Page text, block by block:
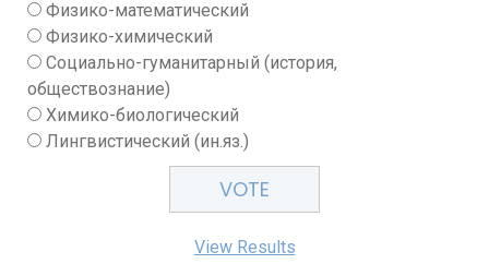
Физико-математический
Физико-химический
Социально-гуманитарный (история,
обществознание)
Химико-биологический
Лингвистический (ин.яз.)
View Results